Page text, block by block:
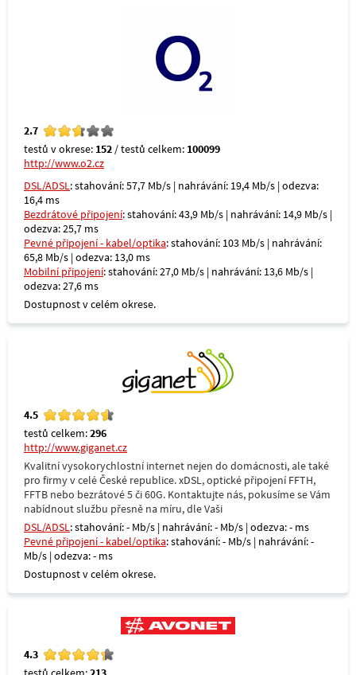
2.7
testů v okrese: 152 / testů celkem: 100099
http://www.o2.cz
DSL/ADSL: stahování: 57,7 Mb/s | nahrávání: 19,4 Mb/s | odezva:
16,4 ms
Bezdrátové připojení: stahování: 43,9 Mb/s | nahrávání: 14,9 Mb/s |
odezva: 25,7 ms
Pevné připojení - kabel/optika: stahování: 103 Mb/s | nahrávání:
65,8 Mb/s | odezva: 13,0 ms
Mobilní připojení: stahování: 27,0 Mb/s | nahrávání: 13,6 Mb/s |
odezva: 27,6 ms
Dostupnost v celém okrese.
4.5
testů celkem:296
http://www.giganet.cz
Kvalitní vysokorychlostní internet nejen do domácnosti, ale také
pro firmy v celé České republice. xDSL, optické připojení FFTH,
FFTB nebo bezrátové 5 či 60G. Kontaktujte nás, pokusíme se Vám
nabídnout službu přesně na míru, dle Vaši
DSL/ADSL: stahování: - Mb/s | nahrávání: - Mb/s | odezva: - ms
Pevné připojení - kabel/optika: stahování: - Mb/s | nahrávání: -
Mb/s | odezva: - ms
Dostupnost v celém okrese.
4.3